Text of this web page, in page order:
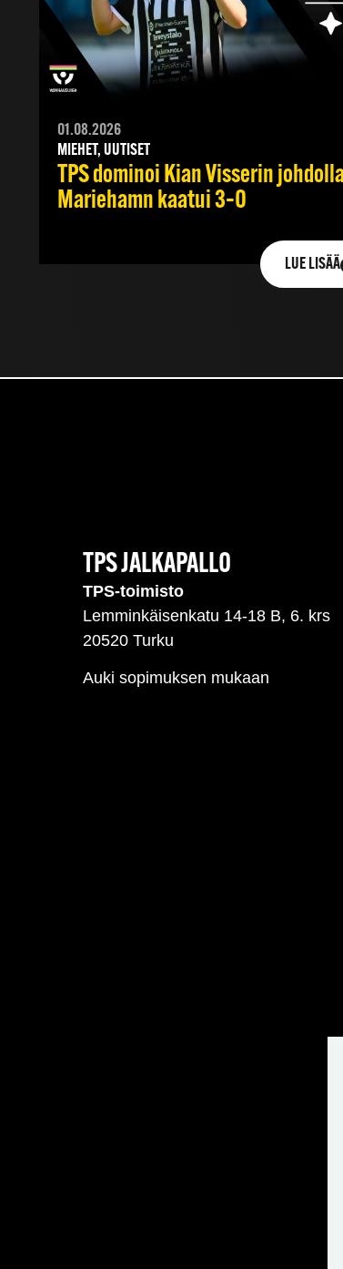
01.08.2026
MIEHET, UUTISET
TPS dominoi Kian Visserin
Mariehamn kaatui 3–0
LUE LISÄÄ
TPS JALKAPALLO
TPS-toimisto
Lemminkäisenkatu 14-18 B, 6. krs
20520 Turku
Auki sopimuksen mukaan